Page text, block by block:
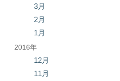
3月
2月
1月
2016年
12月
11月